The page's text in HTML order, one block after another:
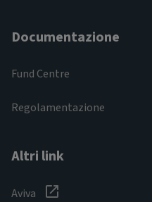
Documentazione
Fund Centre
Regolamentazione
Altri link
Aviva